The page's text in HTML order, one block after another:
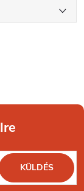
KÜLDÉS